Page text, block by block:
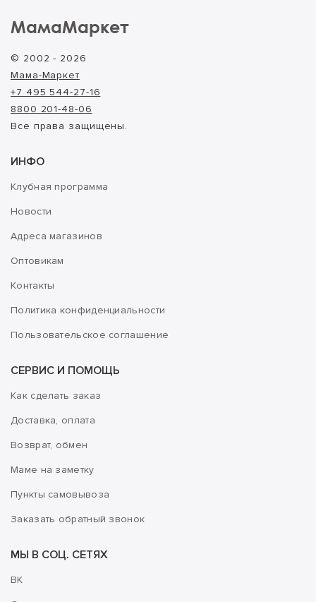
МамаМаркет
© 2002 - 2026
Мама-Маркет
+7 495 544-27-16
8800 201-48-06
Все права защищены.
ИНФО
Клубная программа
Новости
Адреса магазинов
Оптовикам
Контакты
Политика конфиденциальности
Пользовательское соглашение
СЕРВИС И ПОМОЩЬ
Как сделать заказ
Доставка, оплата
Возврат, обмен
Маме на заметку
Пункты самовывоза
Заказать обратный звонок
МЫ В СОЦ. СЕТЯХ
ВК